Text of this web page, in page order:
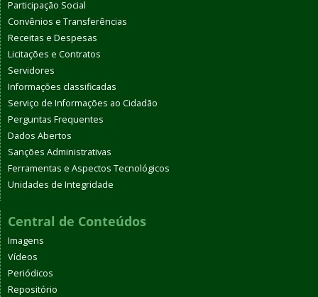
Participação Social
Convênios e Transferências
Receitas e Despesas
Licitações e Contratos
Servidores
Informações classificadas
Serviço de Informações ao Cidadão
Perguntas Frequentes
Dados Abertos
Sanções Administrativas
Ferramentas e Aspectos Tecnológicos
Unidades de Integridade
Central de Conteúdos
Imagens
Vídeos
Periódicos
Repositório